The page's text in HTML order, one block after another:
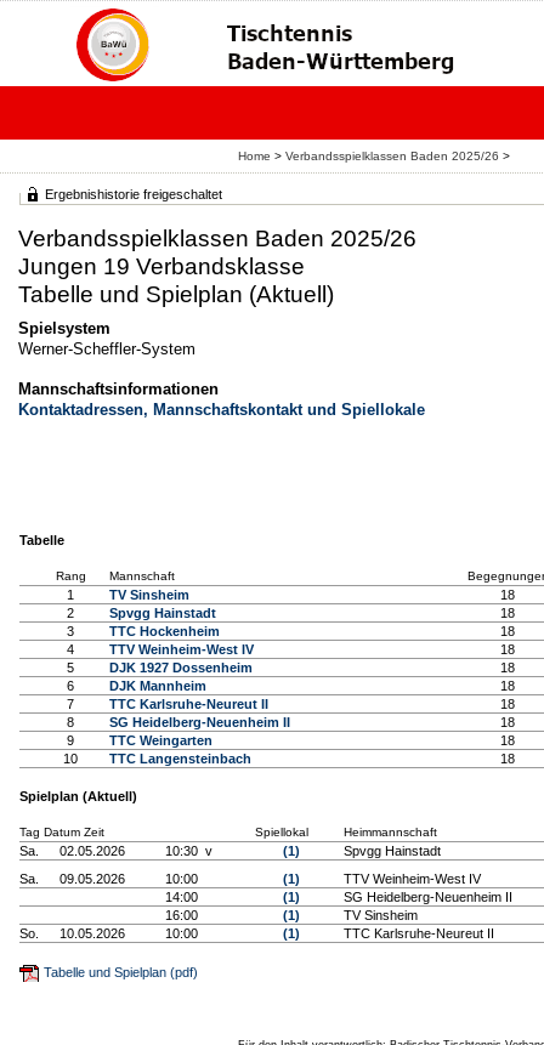
Home > Verbandsspielklassen Baden 2025/26 >
Ergebnishistorie freigeschaltet
Verbandsspielklassen Baden 2025/26
Jungen 19 Verbandsklasse
Tabelle und Spielplan (Aktuell)
Spielsystem
Werner-Scheffler-System
Mannschaftsinformationen
Kontaktadressen, Mannschaftskontakt und Spiellokale
Tabelle
Rang Mannschaft
1 TV Sinsheim
18
2
Spvgg Hainstadt
18
3
TTC Hockenheim
18
4
TTV Weinheim-West IV
18
5
DJK 1927 Dossenheim
18
6
DJK Mannheim
18
7
TTC Karlsruhe-Neureut II
18
8
SG Heidelberg-Neuenheim II
18
9
TTC Weingarten
18
10
TTC Langensteinbach 18
Spielplan (Aktuell)
Tag Datum Zeit Spiellokal Heimmannschaft
Sa. 02.05.2026 10:30 v (1)
Spvgg Hainstadt
Sa.
09.05.2026 10:00 (1)
TTV Weinheim-West IV
14:00
(1)
SG Heidelberg-Neuenheim II
16:00
(1)
TV Sinsheim
So.
10.05.2026 10:00 (1) TTC Karlsruhe-Neureut II
Tabelle und Spielplan (pdf)